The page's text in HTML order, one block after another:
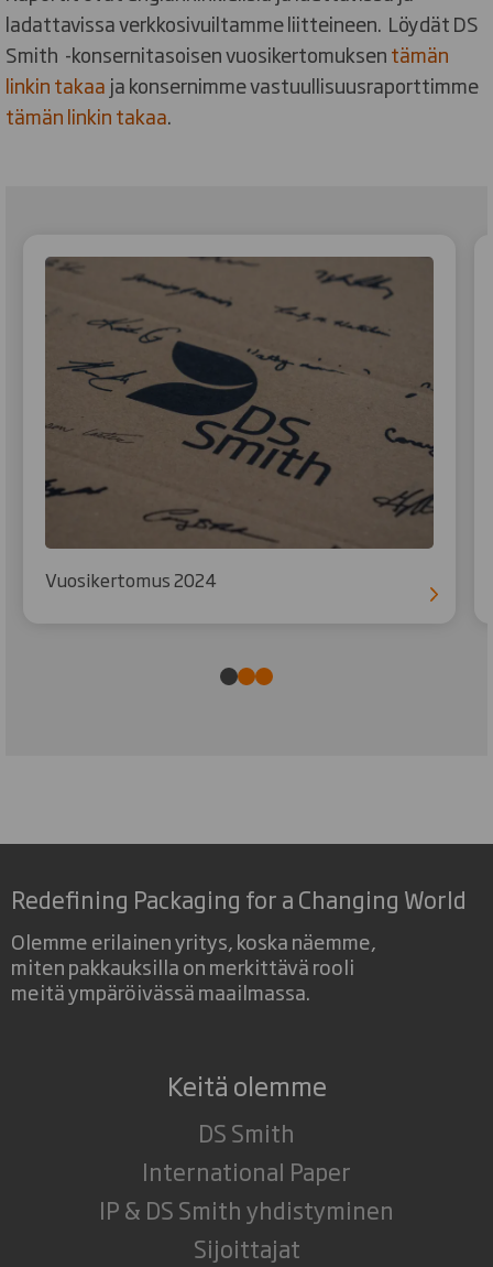
ladattavissa verkkosivuiltamme liitteineen. Löydät DS
Smith -konsernitasoisen vuosikertomuksentämän
linkin takaa ja konsernimme vastuullisuusraporttimme
tämän linkin takaa.
Vuosikertomus 2024
Redefining Packaging for a Changing World
Olemme erilainen yritys, koska näemme,
miten pakkauksilla on merkittävä rooli
meitä ympäröivässä maailmassa.
Keitä olemme
DS Smith
International Paper
IP & DS Smith yhdistyminen
Sijoittajat